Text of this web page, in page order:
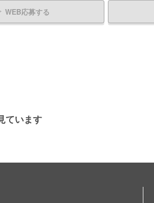
WEB応募する
ています